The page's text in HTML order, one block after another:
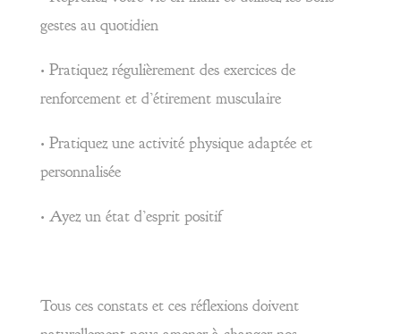
gestes au quotidien
• Pratiquez régulièrement des exercices de
renforcement et d’étirement musculaire
• Pratiquez une activité physique adaptée et
personnalisée
• Ayez un état d’esprit positif
Tous ces constats et ces réflexions doivent